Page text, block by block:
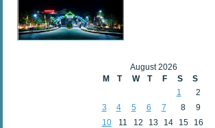
August 2026
M
T W T F S
S
1
2
3
4 5 6 7 8
9
10
11 12 13 14 15
16